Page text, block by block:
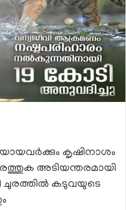
കൃഷിനാശം
അടിയന്തരമായി
ചുരത്തിൽ കടുവയുടെ